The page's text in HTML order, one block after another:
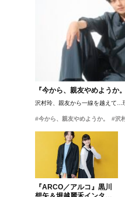
『今から、親友やめようか
沢村玲、親友から一線を越えて…
#今から、親友やめようか。 #沢
『ARCO／アルコ』黒川